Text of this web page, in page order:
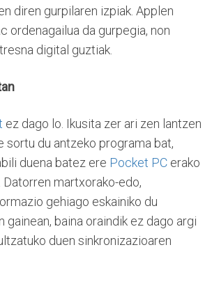
diren gurpilaren izpiak. Applen
ordenagailua da gurpegia, non
digital guztiak.
ez dago lo. Ikusita zer ari zen lantzen
sortu du antzeko programa bat,
duena batez ere Pocket PC erako
Datorren martxorako-edo,
gehiago eskainiko du
gainean, baina oraindik ez dago argi
duen sinkronizazioaren